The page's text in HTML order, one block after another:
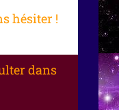
hésiter !
dans